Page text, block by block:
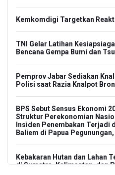
Kemkomdigi Targetkan
TNI Gelar Latihan
Bencana Gempa Bumi dan
Pemprov Jabar Sediakan
Polisi saat Razia Knalpot
BPS Sebut Sensus Ekonomi
Struktur Perekonomian
Insiden Penembakan Terjadi
Baliem di Papua
Kebakaran Hutan dan Lahan
di Sumatra, Kalimantan, dan